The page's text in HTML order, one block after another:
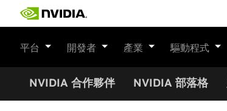
平台 開發者 產業 驅動程式
NVIDIA 合作夥伴 NVIDIA 部落格